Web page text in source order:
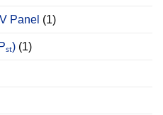
Panel (1)
(1)